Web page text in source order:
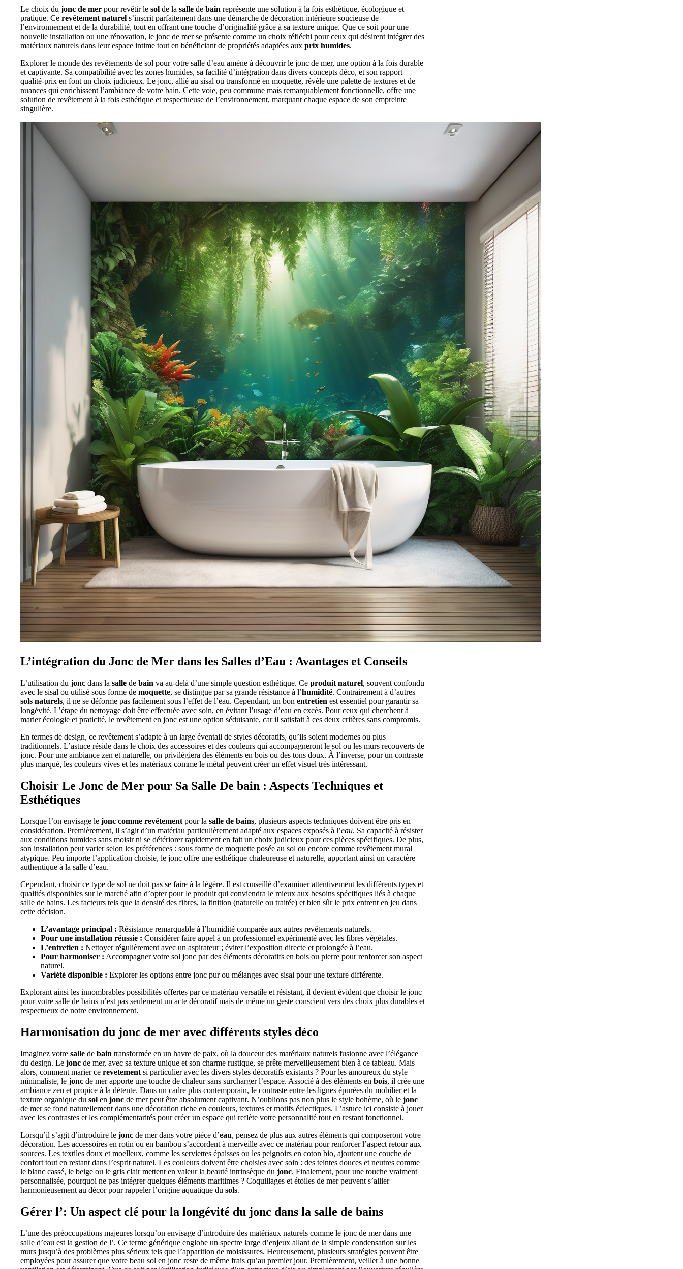
Le choix du jonc de mer pour revêtir le sol de la salle de bain représente une solution à la fois esthétique, écologique et
pratique. Ce revêtement naturel s’inscrit parfaitement dans une démarche de décoration intérieure soucieuse de
l’environnement et de la durabilité, tout en offrant une touche d’originalité grâce à sa texture unique. Que ce soit pour une
nouvelle installation ou une rénovation, le jonc de mer se présente comme un choix réfléchi pour ceux qui désirent intégrer des
matériaux naturels dans leur espace intime tout en bénéficiant de propriétés adaptées aux prix humides.
Explorer le monde des revêtements de sol pour votre salle d’eau amène à découvrir le jonc de mer, une option à la fois durable
et captivante. Sa compatibilité avec les zones humides, sa facilité d’intégration dans divers concepts déco, et son rapport
qualité-prix en font un choix judicieux. Le jonc, allié au sisal ou transformé en moquette, révèle une palette de textures et de
nuances qui enrichissent l’ambiance de votre bain. Cette voie, peu commune mais remarquablement fonctionnelle, offre une
solution de revêtement à la fois esthétique et respectueuse de l’environnement, marquant chaque espace de son empreinte
singulière.
L’intégration du Jonc de Mer dans les Salles d’Eau : Avantages et Conseils
L’utilisation du jonc dans la salle de bain va au-delà d’une simple question esthétique. Ce produit naturel, souvent confondu
avec le sisal ou utilisé sous forme de moquette, se distingue par sa grande résistance à l’humidité. Contrairement à d’autres
sols naturels, il ne se déforme pas facilement sous l’effet de l’eau. Cependant, un bon entretien est essentiel pour garantir sa
longévité. L’étape du nettoyage doit être effectuée avec soin, en évitant l’usage d’eau en excès. Pour ceux qui cherchent à
marier écologie et praticité, le revêtement en jonc est une option séduisante, car il satisfait à ces deux critères sans compromis.
En termes de design, ce revêtement s’adapte à un large éventail de styles décoratifs, qu’ils soient modernes ou plus
traditionnels. L’astuce réside dans le choix des accessoires et des couleurs qui accompagneront le sol ou les murs recouverts de
jonc. Pour une ambiance zen et naturelle, on privilégiera des éléments en bois ou des tons doux. À l’inverse, pour un contraste
plus marqué, les couleurs vives et les matériaux comme le métal peuvent créer un effet visuel très intéressant.
Choisir Le Jonc de Mer pour Sa Salle De bain : Aspects Techniques et
Esthétiques
Lorsque l’on envisage le jonc comme revêtement pour la salle de bains, plusieurs aspects techniques doivent être pris en
considération. Premièrement, il s’agit d’un matériau particulièrement adapté aux espaces exposés à l’eau. Sa capacité à résister
aux conditions humides sans moisir ni se détériorer rapidement en fait un choix judicieux pour ces pièces spécifiques. De plus,
son installation peut varier selon les préférences : sous forme de moquette posée au sol ou encore comme revêtement mural
atypique. Peu importe l’application choisie, le jonc offre une esthétique chaleureuse et naturelle, apportant ainsi un caractère
authentique à la salle d’eau.
Cependant, choisir ce type de sol ne doit pas se faire à la légère. Il est conseillé d’examiner attentivement les différents types et
qualités disponibles sur le marché afin d’opter pour le produit qui conviendra le mieux aux besoins spécifiques liés à chaque
salle de bains. Les facteurs tels que la densité des fibres, la finition (naturelle ou traitée) et bien sûr le prix entrent en jeu dans
cette décision.
L’avantage principal : Résistance remarquable à l’humidité comparée aux autres revêtements naturels.
Pour une installation réussie : Considérer faire appel à un professionnel expérimenté avec les fibres végétales.
L’entretien : Nettoyer régulièrement avec un aspirateur ; éviter l’exposition directe et prolongée à l’eau.
Pour harmoniser : Accompagner votre sol jonc par des éléments décoratifs en bois ou pierre pour renforcer son aspect
naturel.
Variété disponible : Explorer les options entre jonc pur ou mélanges avec sisal pour une texture différente.
Explorant ainsi les innombrables possibilités offertes par ce matériau versatile et résistant, il devient évident que choisir le jonc
pour votre salle de bains n’est pas seulement un acte décoratif mais de même un geste conscient vers des choix plus durables et
respectueux de notre environnement.
Harmonisation du jonc de mer avec différents styles déco
Imaginez votre salle de bain transformée en un havre de paix, où la douceur des matériaux naturels fusionne avec l’élégance
du design. Le jonc de mer, avec sa texture unique et son charme rustique, se prête merveilleusement bien à ce tableau. Mais
alors, comment marier ce revetement si particulier avec les divers styles décoratifs existants ? Pour les amoureux du style
minimaliste, le jonc de mer apporte une touche de chaleur sans surcharger l’espace. Associé à des éléments en bois, il crée une
ambiance zen et propice à la détente. Dans un cadre plus contemporain, le contraste entre les lignes épurées du mobilier et la
texture organique du sol en jonc de mer peut être absolument captivant. N’oublions pas non plus le style bohème, où le jonc
de mer se fond naturellement dans une décoration riche en couleurs, textures et motifs éclectiques. L’astuce ici consiste à jouer
avec les contrastes et les complémentarités pour créer un espace qui reflète votre personnalité tout en restant fonctionnel.
Lorsqu’il s’agit d’introduire le jonc de mer dans votre pièce d’eau, pensez de plus aux autres éléments qui composeront votre
décoration. Les accessoires en rotin ou en bambou s’accordent à merveille avec ce matériau pour renforcer l’aspect retour aux
sources. Les textiles doux et moelleux, comme les serviettes épaisses ou les peignoirs en coton bio, ajoutent une couche de
confort tout en restant dans l’esprit naturel. Les couleurs doivent être choisies avec soin : des teintes douces et neutres comme
le blanc cassé, le beige ou le gris clair mettent en valeur la beauté intrinsèque du jonc. Finalement, pour une touche vraiment
personnalisée, pourquoi ne pas intégrer quelques éléments maritimes ? Coquillages et étoiles de mer peuvent s’allier
harmonieusement au décor pour rappeler l’origine aquatique du sols.
Gérer l’: Un aspect clé pour la longévité du jonc dans la salle de bains
L’une des préoccupations majeures lorsqu’on envisage d’introduire des matériaux naturels comme le jonc de mer dans une
salle d’eau est la gestion de l’. Ce terme générique englobe un spectre large d’enjeux allant de la simple condensation sur les
murs jusqu’à des problèmes plus sérieux tels que l’apparition de moisissures. Heureusement, plusieurs stratégies peuvent être
employées pour assurer que votre beau sol en jonc reste de même frais qu’au premier jour. Premièrement, veiller à une bonne